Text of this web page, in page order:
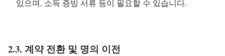
있으며, 소득 증빙 서류 등이 필요할 수 있습니다.
2.3. 계약 전환 및 명의 이전